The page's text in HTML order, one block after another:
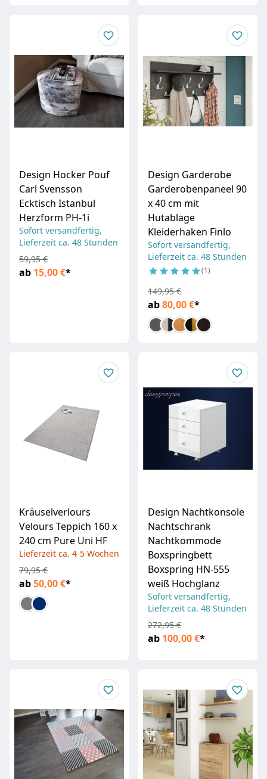
Design Hocker Pouf
Carl Svensson
Ecktisch Istanbul
Herzform PH-1i
Sofort versandfertig,
Lieferzeit ca. 48 Stunden
ab 15,00 €*
59,95 €
Design Garderobe
Garderobenpaneel 90
x 40 cm mit
Hutablage
Kleiderhaken Finlo
Sofort versandfertig,
Lieferzeit ca. 48 Stunden
1
ab80,00 €*
149,95 €
Kräuselverlours
Velours Teppich 160 x
240 cm Pure Uni HF
Lieferzeit ca. 4-5 Wochen
ab50,00 €*
79,95 €
Design Nachtkonsole
Nachtschrank
Nachtkommode
Boxspringbett
Boxspring HN-555
weiß Hochglanz
Sofort versandfertig,
Lieferzeit ca. 48 Stunden
ab 100,00 €*
272,95 €